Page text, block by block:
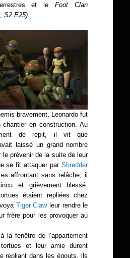
et leFoot Clan
S2 E25).
bravement, Leonardo fut
chantier en construction. Au
de répit, il vit que
laissé un grand nombre
le prévenir de la suite de leur
se fit attaquer parShredder
affrontant sans relâche, il
et grièvement blessé.
étaient repliées chez
Tiger Clawleur rendre le
frère pour les provoquer au
la fenêtre de l’appartement
et leur amie durent
repliant dans les égouts, ils